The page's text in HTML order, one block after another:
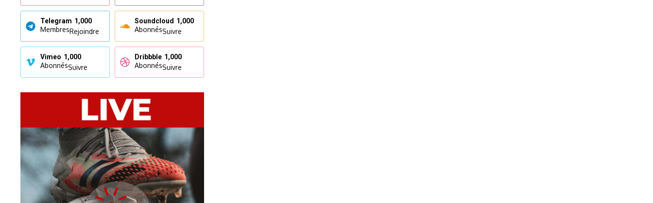
Telegram 1,000
MembresRejoindre
Soundcloud 1,000
AbonnésSuivre
Vimeo 1,000
AbonnésSuivre
Dribbble 1,000
AbonnésSuivre